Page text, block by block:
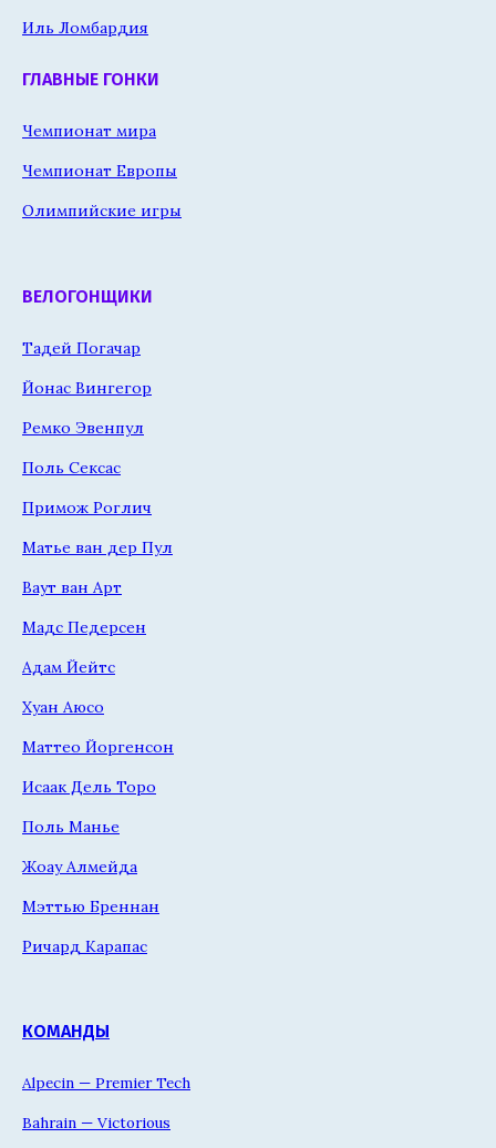
Иль Ломбардия
ГЛАВНЫЕ ГОНКИ
Чемпионат мира
Чемпионат Европы
Олимпийские игры
ВЕЛОГОНЩИКИ
Тадей Погачар
Йонас Вингегор
Ремко Эвенпул
Поль Сексас
Примож Роглич
Матье ван дер Пул
Ваут ван Арт
Мадс Педерсен
Адам Йейтс
Хуан Аюсо
Маттео Йоргенсон
Исаак Дель Торо
Поль Манье
Жоау Алмейда
Мэттью Бреннан
Ричард Карапас
КОМАНДЫ
Alpecin — Premier Tech
Bahrain — Victorious